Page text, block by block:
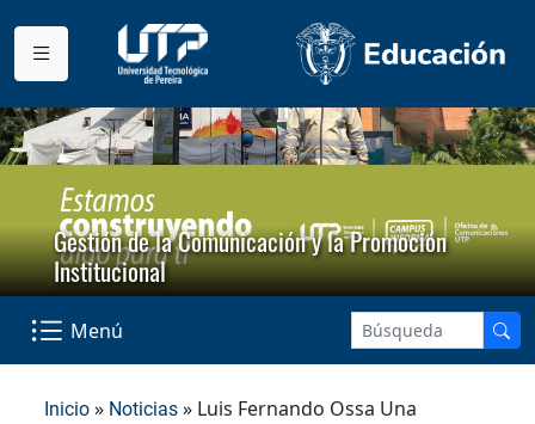
Gestión de la Comunicación y la Promoción
Institucional
Menú
Inicio » Noticias » Luis Fernando Ossa Una